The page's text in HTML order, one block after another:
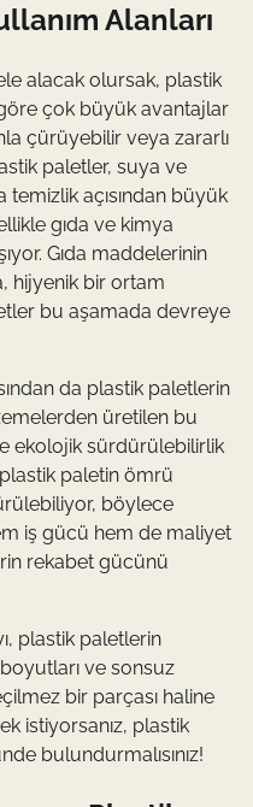
Alanları
alacak olursak, plastik
çok büyük avantajlar
çürüyebilir veya zararlı
paletler, suya ve
temizlik açısından büyük
gıda ve kimya
Gıda maddelerinin
hijyenik bir ortam
bu aşamada devreye
da plastik paletlerin
üretilen bu
ekolojik sürdürülebilirlik
paletin ömrü
böylece
iş gücü hem de maliyet
rekabet gücünü
plastik paletlerin
boyutları ve sonsuz
bir parçası haline
istiyorsanız, plastik
bulundurmalısınız!